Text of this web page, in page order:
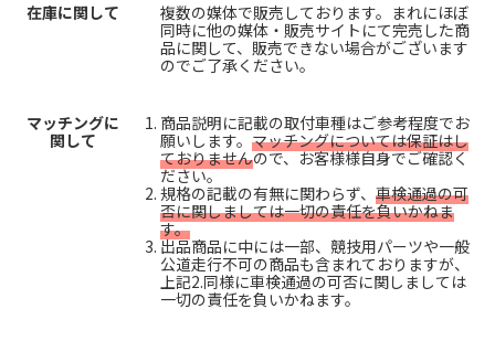
在庫に関して
複数の媒体で販売しております。まれにほぼ
同時に他の媒体・販売サイトにて完売した商
品に関して、販売できない場合がございます
のでご了承ください。
マッチングに
関して
商品説明に記載の取付車種はご参考程度でお
願いします。 マッチングについては保証はし
ておりませんので、お客様様自身でご確認く
ださい。
規格の記載の有無に関わらず、 車検通過の可
否に関しましては一切の責任を負いかねま
す。
出品商品に中には一部、競技用パーツや一般
公道走行不可の商品も含まれておりますが、
上記2.同様に車検通過の可否に関しましては
一切の責任を負いかねます。